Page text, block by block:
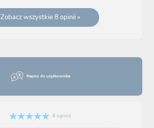
Napisz do użytkownika
8 opinii
Zobacz wszystkie 8 opinii »